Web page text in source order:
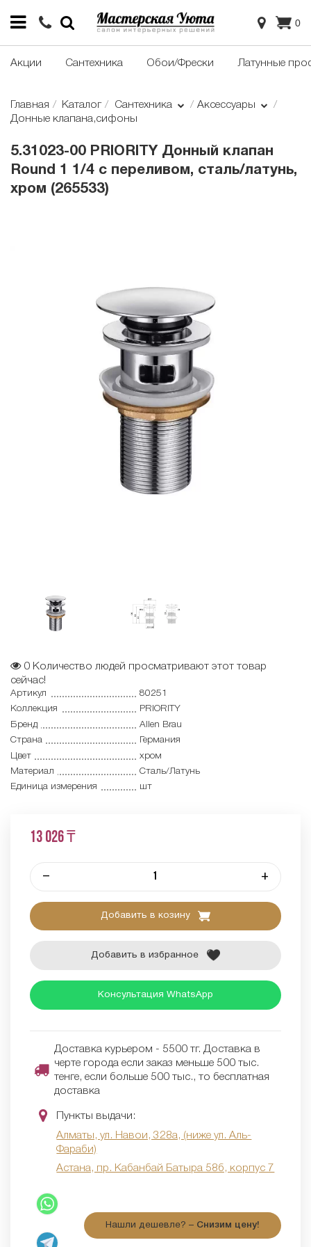
0
Акции Сантехника Обои/Фрески Латунные
Главная Каталог Сантехника
Аксессуары
Донные клапана,сифоны
5.31023-00 PRIORITY Донный клапан
Round 1 1/4 с переливом, сталь/латунь,
хром (265533)
0 Количество людей просматривают этот товар
сейчас!
Артикул
80251
Коллекция
PRIORITY
Бренд
Allen Brau
Страна
Германия
Цвет
хром
Материал
Сталь/Латунь
Единица измерения
шт
13 026 ₸
– +
Добавить в козину
Добавить в избранное
Консультация WhatsApp
Доставка курьером - 5500 тг. Доставка в
черте города если заказ меньше 500 тыс.
тенге, если больше 500 тыс., то бесплатная
доставка
Пункты выдачи:
Алматы, ул. Навои, 328а, (ниже ул. Аль-
Фараби)
Астана, пр. Кабанбай Батыра 58б, корпус 7
Нашли дешевле? – Снизим цену!